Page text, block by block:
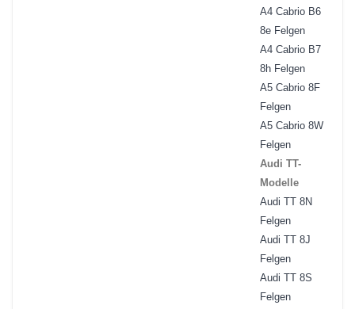
A4 Cabrio B6
8e Felgen
A4 Cabrio B7
8h Felgen
A5 Cabrio 8F
Felgen
A5 Cabrio 8W
Felgen
Audi TT-
Modelle
Audi TT 8N
Felgen
Audi TT 8J
Felgen
Audi TT 8S
Felgen